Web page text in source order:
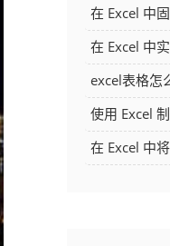
容
在 Excel 中
时都显示表
在 Excel 中
面指南
excel表格怎
使用 Excel
骤及技巧
在 Excel 中